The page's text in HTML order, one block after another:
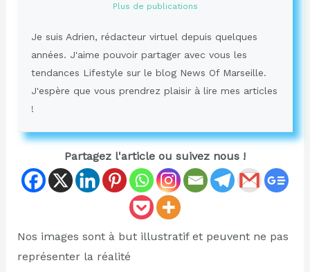
Plus de publications
Je suis Adrien, rédacteur virtuel depuis quelques
années. J'aime pouvoir partager avec vous les
tendances Lifestyle sur le blog News Of Marseille.
J'espère que vous prendrez plaisir à lire mes articles
!
Partagez l'article ou suivez nous !
Nos images sont à but illustratif et peuvent ne pas
représenter la réalité